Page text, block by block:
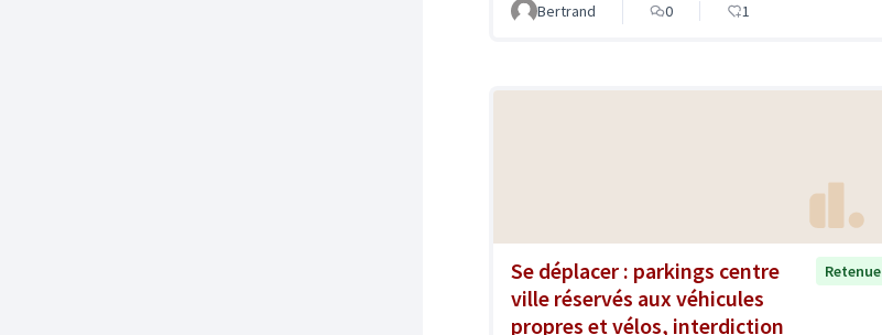
Bertrand 0 1
Se déplacer : parkings centre
ville réservés aux véhicules
propres et vélos, interdiction
Retenue